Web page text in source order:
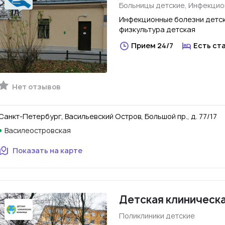
Больницы детские,
Инфекционные болезни
физкультура детская
Прием 24/7
Есть
Нет отзывов
Петербург, Васильевский Остров, Большой пр., д. 77/17
Василеостровская
Показать на карте
Детская
Поликлиники детские